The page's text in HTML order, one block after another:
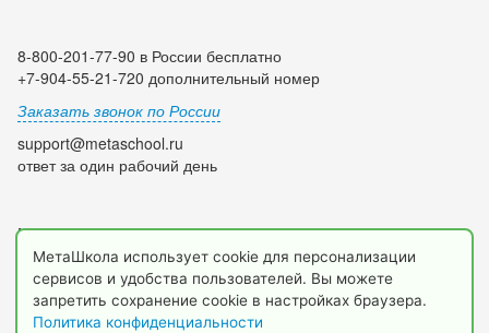
8-800-201-77-90 в России бесплатно
+7-904-55-21-720 дополнительный номер
Заказать звонок по России
support@metaschool.ru
ответ за один рабочий день
Мы в социальных сетях:
МетаШкола использует cookie для персонализации
сервисов и удобства пользователей. Вы можете
запретить сохранение cookie в настройках браузера.
Политика конфиденциальности